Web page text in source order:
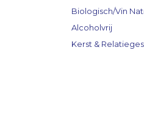
Biologisch/Vin
Alcoholvrij
Kerst &